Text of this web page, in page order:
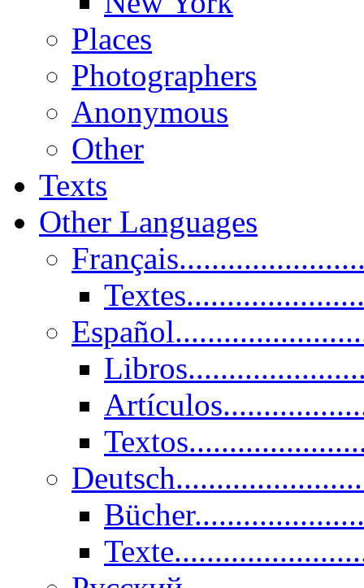
Places
Photographers
Anonymous
Other
Texts
Other Languages